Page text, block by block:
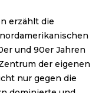
erzählt die
und 90er Jahren
der eigenen
nur gegen die